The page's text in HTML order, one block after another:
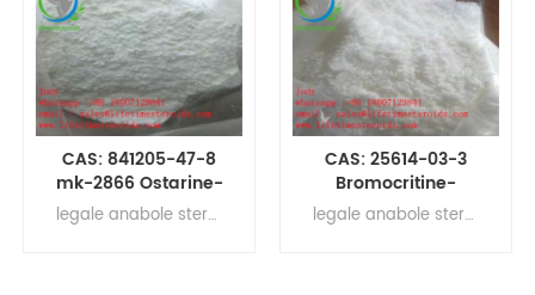
CAS: 841205-47-8
mk-2866 Ostarine-
tablettenpillen Sarmlegale anabole steroïden voor spieropbouw , ruw testosteronpoeder, steroïde hormonen, supplementen voor spiergroei Ostarine-tabletten Ostarine-pillen MK-2866 Sarm-tabletten
CAS: 25614-03-3
Bromocritine-
tabletten Pillen Sarm
legale anabole steroïden voor spieropbouw , ruw testosteronpoeder, steroïde hormonen, supplementen voor spiergroei Bromocritine-tabletten Bromocritine-pillen Bromocritine Sarm-tabletten